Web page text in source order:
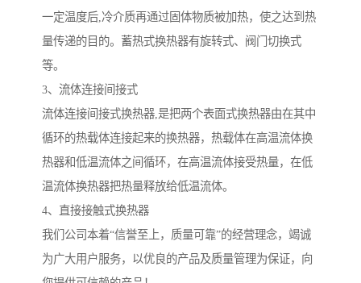
一定温度后,冷介质再通过固体物质被加热，使之达到热
量传递的目的。蓄热式换热器有旋转式、阀门切换式
等。
3、流体连接间接式
流体连接间接式换热器,是把两个表面式换热器由在其中
循环的热载体连接起来的换热器，热载体在高温流体换
热器和低温流体之间循环，在高温流体接受热量，在低
温流体换热器把热量释放给低温流体。
4、直接接触式换热器
我们公司本着“信誉至上，质量可靠”的经营理念，竭诚
为广大用户服务，以优良的产品及质量管理为保证，向